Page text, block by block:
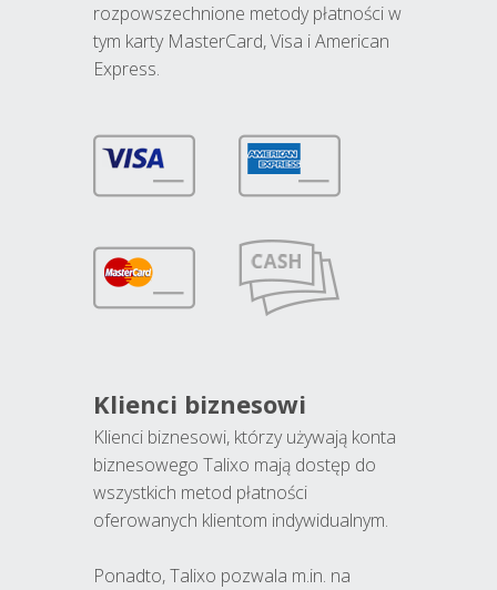
rozpowszechnione metody płatności w
tym karty MasterCard, Visa i American
Express.
Klienci biznesowi
Klienci biznesowi, którzy używają konta
biznesowego Talixo mają dostęp do
wszystkich metod płatności
oferowanych klientom indywidualnym.
Ponadto, Talixo pozwala m.in. na